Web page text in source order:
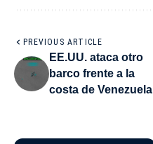
PREVIOUS ARTICLE
EE.UU. ataca otro
barco frente a la
costa de Venezuela